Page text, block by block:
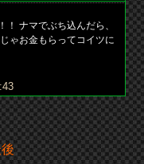
ナマでぶち込んだら、
お金もらってコイツに